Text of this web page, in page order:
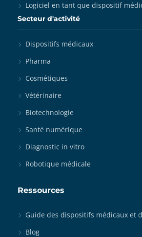
Logiciel en tant que dispositif
Secteur d'activité
Dispositifs médicaux
Pharma
Cosmétiques
Vétérinaire
Biotechnologie
Santé numérique
Diagnostic in vitro
Robotique médicale
Ressources
Guide des dispositifs médicaux et
Blog